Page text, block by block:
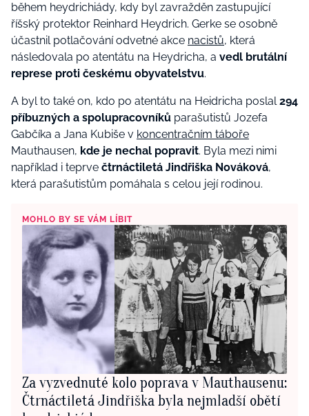
během heydrichiády, kdy byl zavražděn zastupující
říšský protektor Reinhard Heydrich. Gerke se osobně
účastnil potlačování odvetné akce nacistů, která
následovala po atentátu na Heydricha, a vedl brutální
represe proti českému obyvatelstvu.
A byl to také on, kdo po atentátu na Heidricha poslal294
příbuzných a spolupracovníků parašutistů Jozefa
Gabčíka a Jana Kubiše v koncentračním táboře
Mauthausen, kde je nechal popravit. Byla mezi nimi
například i teprve čtrnáctiletá Jindřiška Nováková,
která parašutistům pomáhala s celou její rodinou.
MOHLO BY SE VÁM LÍBIT
Za vyzvednuté kolo poprava v Mauthausenu:
Čtrnáctiletá Jindřiška byla nejmladší obětí